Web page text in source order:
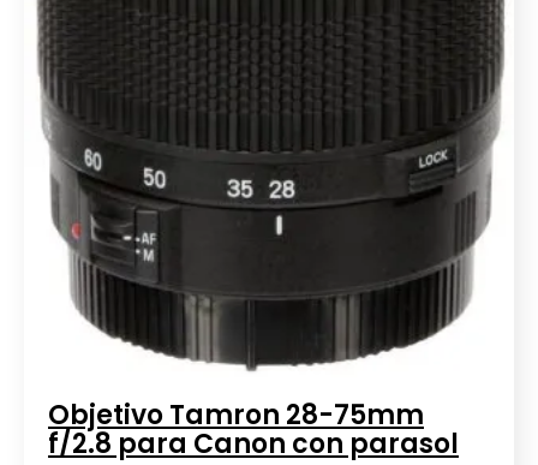
Objetivo Tamron 28-75mm
f/2.8 para Canon con parasol